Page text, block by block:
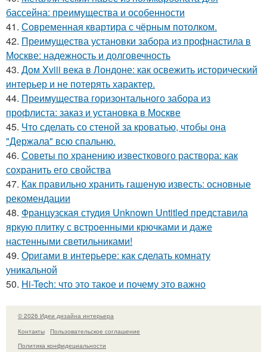
бассейна: преимущества и особенности
41. Современная квартира с чёрным потолком.
42. Преимущества установки забора из профнастила в
Москве: надежность и долговечность
43. Дом Xviii века в Лондоне: как освежить исторический
интерьер и не потерять характер.
44. Преимущества горизонтального забора из
профлиста: заказ и установка в Москве
45. Что сделать со стеной за кроватью, чтобы она
"Держала" всю спальню.
46. Советы по хранению известкового раствора: как
сохранить его свойства
47. Как правильно хранить гашеную известь: основные
рекомендации
48. Французская студия Unknown Untitled представила
яркую плитку с встроенными крючками и даже
настенными светильниками!
49. Оригами в интерьере: как сделать комнату
уникальной
50. Hi-Tech: что это такое и почему это важно
© 2026 Идеи дизайна интерьера
Контакты
Пользовательское соглашение
Политика конфидециальности